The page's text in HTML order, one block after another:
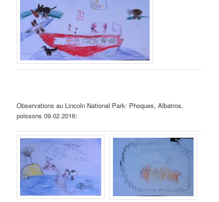
Observations au Lincoln National Park: Phoques, Albatros,
poissons 09.02.2016: